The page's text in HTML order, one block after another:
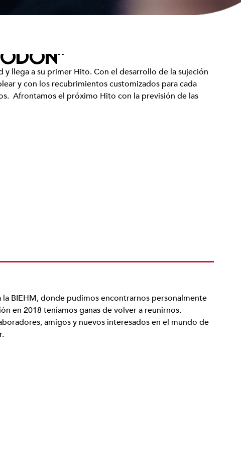
llega a su primer Hito. Con el desarrollo de la sujeción
y con los recubrimientos customizados para cada
Afrontamos el próximo Hito con la previsión de las
BIEHM, donde pudimos encontrarnos personalmente
en 2018 teníamos ganas de volver a reunirnos.
amigos y nuevos interesados en el mundo de